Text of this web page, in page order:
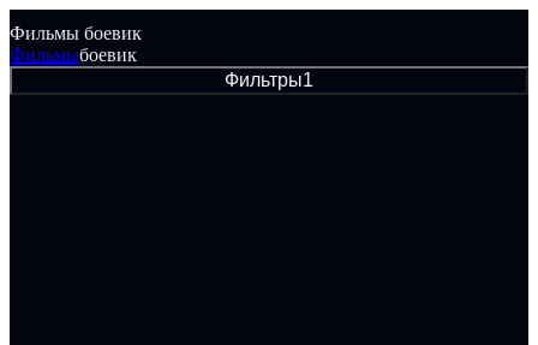
Фильмы боевик
Фильмыбоевик
Фильтры1